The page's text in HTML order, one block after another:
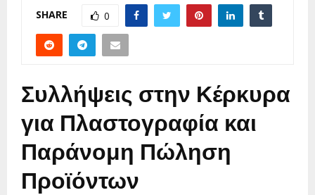
SHARE 0
Συλλήψεις στην Κέρκυρα
για Πλαστογραφία και
Παράνομη Πώληση
Προϊόντων